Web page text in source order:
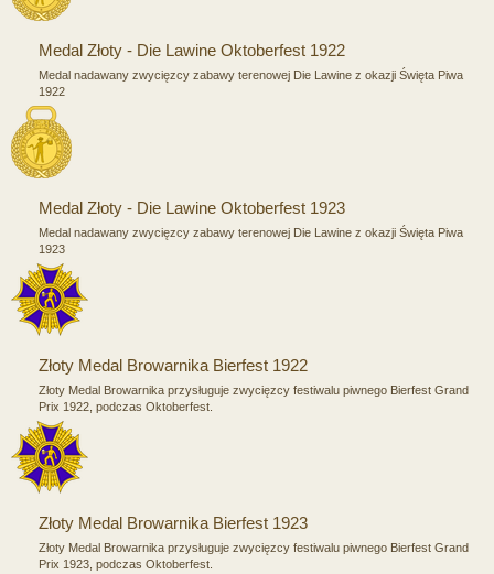
Medal Złoty - Die Lawine Oktoberfest 1922
Medal nadawany zwycięzcy zabawy terenowej Die Lawine z okazji Święta Piwa
1922
Medal Złoty - Die Lawine Oktoberfest 1923
Medal nadawany zwycięzcy zabawy terenowej Die Lawine z okazji Święta Piwa
1923
Złoty Medal Browarnika Bierfest 1922
Złoty Medal Browarnika przysługuje zwycięzcy festiwalu piwnego Bierfest Grand
Prix 1922, podczas Oktoberfest.
Złoty Medal Browarnika Bierfest 1923
Złoty Medal Browarnika przysługuje zwycięzcy festiwalu piwnego Bierfest Grand
Prix 1923, podczas Oktoberfest.